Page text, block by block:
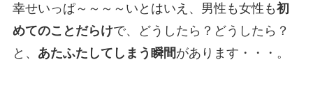
幸せいっぱ～～～～いとはいえ、男性も女性も初
めてのことだらけで、どうしたら？どうしたら？
と、 あたふたしてしまう瞬間があります・・・。